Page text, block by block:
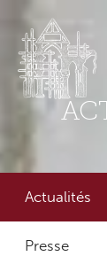
Actualités
Presse